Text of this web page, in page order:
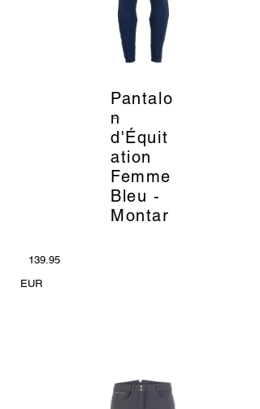
Pantalo
n
d'Équit
ation
Femme
Bleu -
Montar
_
139.95
EUR